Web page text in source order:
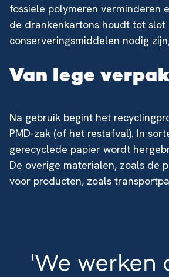
fossiele polymeren verminderen
de drankenkartons houdt tot
conserveringsmiddelen nodig
Van lege
Na gebruik begint het
PMD-zak (of het restafval). In
gerecyclede papier wordt
De overige materialen, zoals de
voor producten, zoals
'We